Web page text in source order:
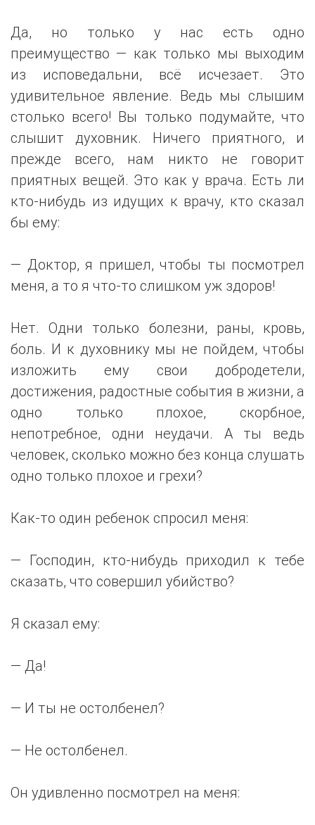
Да, но только у нас есть одно
преимущество — как только мы выходим
из исповедальни, всё исчезает. Это
удивительное явление. Ведь мы слышим
столько всего! Вы только подумайте, что
слышит духовник. Ничего приятного, и
прежде всего, нам никто не говорит
приятных вещей. Это как у врача. Есть ли
кто-нибудь из идущих к врачу, кто сказал
бы ему:
— Доктор, я пришел, чтобы ты посмотрел
меня, а то я что-то слишком уж здоров!
Нет. Одни только болезни, раны, кровь,
боль. И к духовнику мы не пойдем, чтобы
изложить ему свои добродетели,
достижения, радостные события в жизни, а
одно только плохое, скорбное,
непотребное, одни неудачи. А ты ведь
человек, сколько можно без конца слушать
одно только плохое и грехи?
Как-то один ребенок спросил меня:
— Господин, кто-нибудь приходил к тебе
сказать, что совершил убийство?
Я сказал ему:
— Да!
— И ты не остолбенел?
— Не остолбенел.
Он удивленно посмотрел на меня: